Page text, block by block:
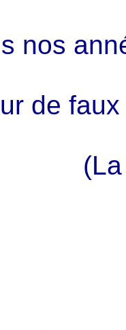
nos
de faux